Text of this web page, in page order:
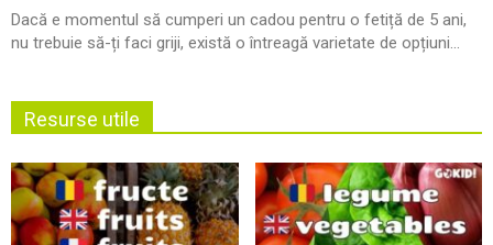
Dacă e momentul să cumperi un cadou pentru o fetiță de 5 ani,
nu trebuie să-ți faci griji, există o întreagă varietate de opțiuni...
Resurse utile